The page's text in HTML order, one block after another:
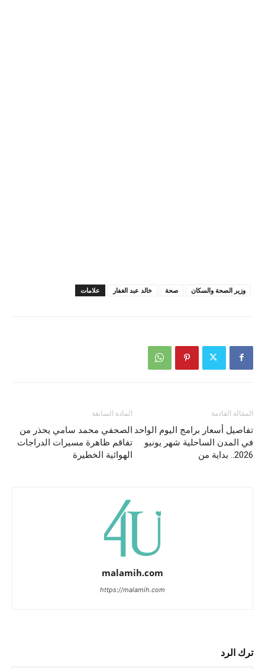
علامات خالد عبد الغفار صحة وزير الصحة والسكان
المادة السابقة
الصحفي محمد سامي يحذر من
تفاقم ظاهرة مسيرات الدراجات
الهوائية الخطيرة
المقالة القادمة
تفاصيل أسعار برامج اليوم الواحد
في المدن الساحلية شهر يونيو
2026.. بداية من
malamih.com
https://malamih.com
ترك الرد